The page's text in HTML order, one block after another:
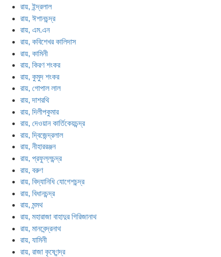
রায়, ইন্দ্রলাল
রায়, ঈশানচন্দ্র
রায়, এম.এন
রায়, কবিশেখর কালিদাস
রায়, কামিনী
রায়, কিরণ শংকর
রায়, কুমুদ শংকর
রায়, গোপাল লাল
রায়, দাশরথি
রায়, দিলীপকুমার
রায়, দেওয়ান কার্তিকেয়চন্দ্র
রায়, দ্বিজেন্দ্রলাল
রায়, নীহাররঞ্জন
রায়, প্রফুল্লচন্দ্র
রায়, বরুণ
রায়, বিদ্যানিধি যোগেশচন্দ্র
রায়, বিধানচন্দ্র
রায়, মন্মথ
রায়, মহারাজা বাহাদুর গিরিজানাথ
রায়, মানবেন্দ্রনাথ
রায়, যামিনী
রায়, রাজা কৃষ্ণেন্দ্র